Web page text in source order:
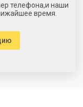
телефона,и наши
время.